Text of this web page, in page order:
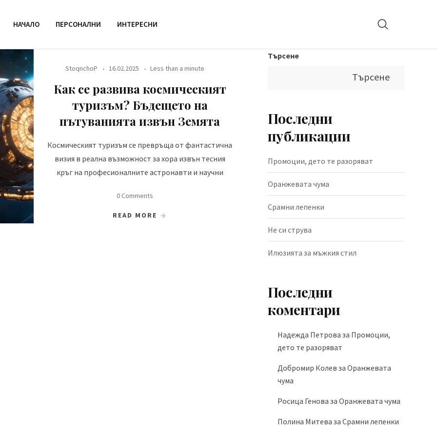
НАЧАЛО ПЕРСОНАЛНИ ИНТЕРЕСНИ
StoqnchoP 16.02.2025 Less than a minute
Как се развива космическият
туризъм? Бъдещето на
пътуванията извън Земята
Космическият туризъм се превръща от фантастична
визия в реална възможност за хора извън тесния
кръг на професионалните астронавти и научни
0 Comments
READ MORE
Търсене
Търсене
Последни
публикации
Промоции, дето те разоряват
Оранжевата чума
Срамни лепенки
Не си струва
Илюзията за мъжкия стил
Последни
коментари
Надежда Петрова за Промоции,
дето те разоряват
Добромир Колев за Оранжевата
чума
Росица Генова за Оранжевата чума
Полина Митева за Срамни лепенки